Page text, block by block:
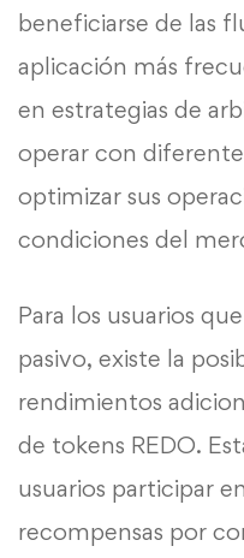
beneficiarse de las
aplicación más
en estrategias de
operar con
optimizar sus
condiciones del
Para los usuarios
pasivo, existe la
rendimientos
de tokens REDO.
usuarios participar
recompensas por